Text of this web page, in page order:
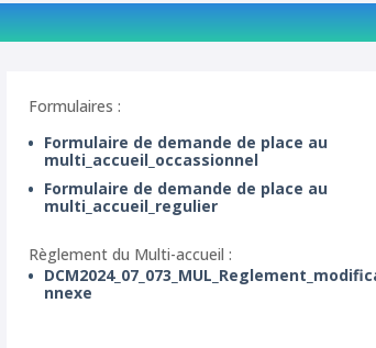
Formulaires :
Formulaire de demande de place au
multi_accueil_occassionnel
Formulaire de demande de place au
multi_accueil_regulier
Règlement du Multi-accueil :
nnexe